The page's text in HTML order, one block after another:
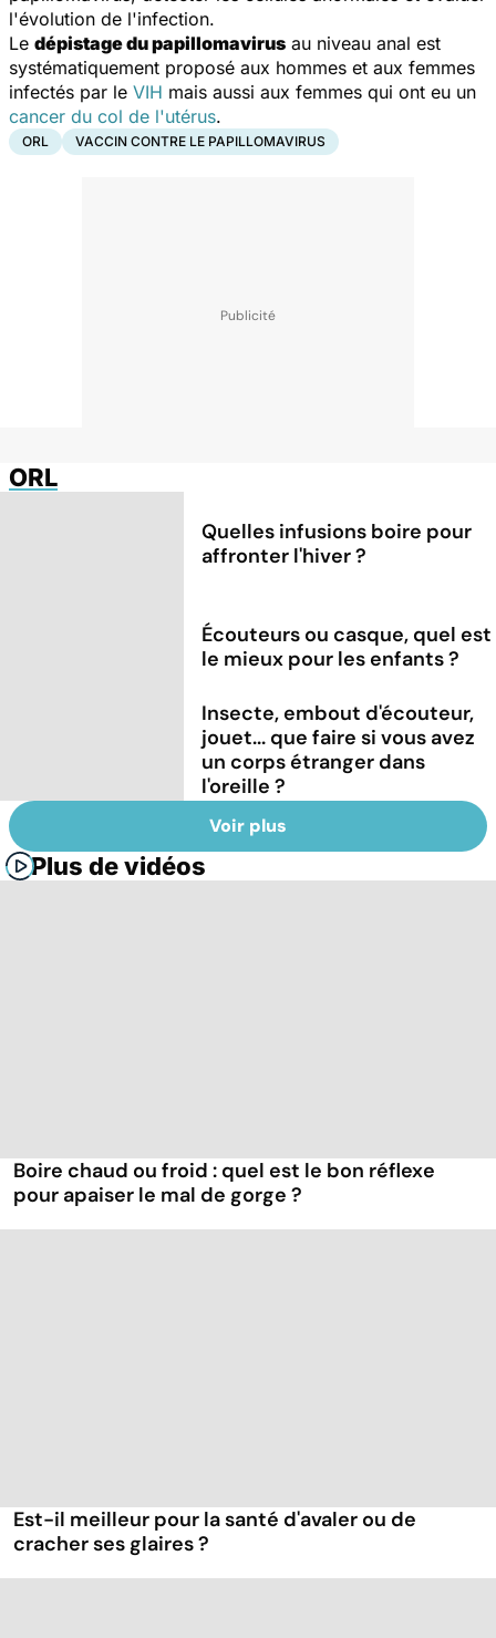
l'évolution de l'infection.
Le dépistage du papillomavirus au niveau anal est
systématiquement proposé aux hommes et aux femmes
infectés par le VIH mais aussi aux femmes qui ont eu un
cancer du col de l'utérus.
ORL VACCIN CONTRE LE PAPILLOMAVIRUS
ORL
Quelles infusions boire pour
affronter l'hiver ?
Écouteurs ou casque, quel est
le mieux pour les enfants ?
Insecte, embout d'écouteur,
jouet... que faire si vous avez
un corps étranger dans
l'oreille ?
Voir plus
Plus de vidéos
Boire chaud ou froid : quel est le bon réflexe
pour apaiser le mal de gorge ?
Est-il meilleur pour la santé d'avaler ou de
cracher ses glaires ?